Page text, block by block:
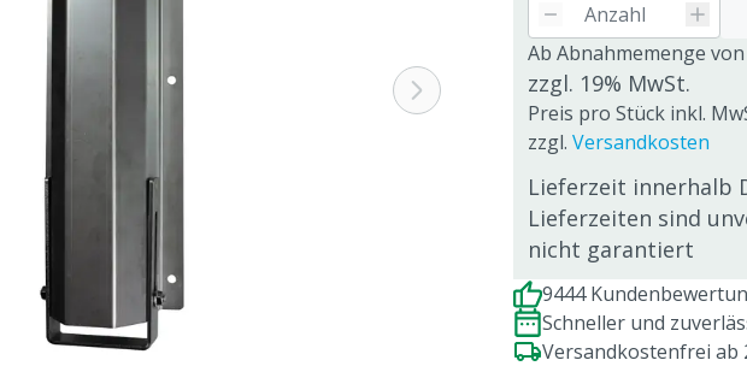
Ab Abnahmemenge von
zzgl. 19% MwSt.
Preis pro Stück inkl.
zzgl. Versandkosten
Lieferzeit innerhalb
Lieferzeiten sind
nicht garantiert
9444
Schneller und
Versandkostenfrei ab